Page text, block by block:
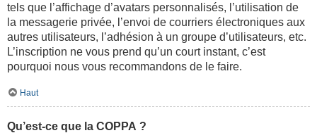
tels que l’affichage d’avatars personnalisés, l’utilisation de
la messagerie privée, l’envoi de courriers électroniques aux
autres utilisateurs, l’adhésion à un groupe d’utilisateurs, etc.
L’inscription ne vous prend qu’un court instant, c’est
pourquoi nous vous recommandons de le faire.
Haut
Qu’est-ce que la COPPA ?